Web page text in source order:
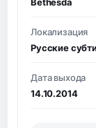
Локализация
Русские
Дата выхода
14.10.2014